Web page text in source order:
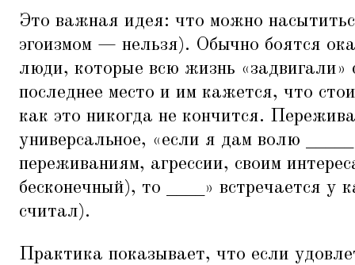
Это важная идея: что можно
эгоизмом — нельзя). Обычно боятся
люди, которые всю жизнь «задвигали»
последнее место и им кажется, что
как это никогда не кончится.
универсальное, «если я дам волю
переживаниям, агрессии, своим
бесконечный), то ____» встречается у
считал).
Практика показывает, что если